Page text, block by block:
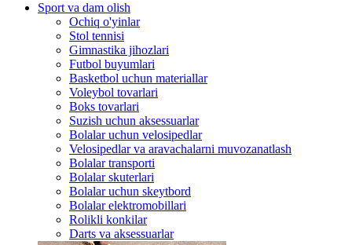
Sport va dam olish
Ochiq o'yinlar
Stol tennisi
Gimnastika jihozlari
Futbol buyumlari
Basketbol uchun materiallar
Voleybol tovarlari
Boks tovarlari
Suzish uchun aksessuarlar
Bolalar uchun velosipedlar
Velosipedlar va aravachalarni muvozanatlash
Bolalar transporti
Bolalar skuterlari
Bolalar uchun skeytbord
Bolalar elektromobillari
Rolikli konkilar
Darts va aksessuarlar